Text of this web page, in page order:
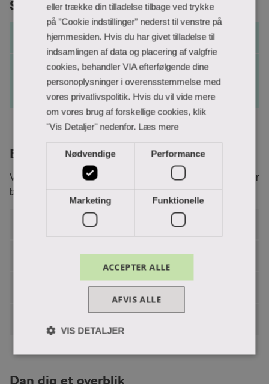
Studieordning
Tidligere studieordninger
Kort- og landmålingstekniker,
Studieordning Jan 2026
Opdateret d. January 26, 2026
Bekendtgørelser og love
Vær opmærksom på, om du læser i den gældende lov eller
bekendtgørelse.
Uddannelsens bekendtgørelse
Eksamensbekendtgørelse
Karakterskalabekendtgørelse
Dan dig et overblik
eller trække din tilladelse tilbage ved trykke
på ”Cookie indstillinger” nederst til venstre på
hjemmesiden. Hvis du har givet tilladelse til
indsamlingen af data og placering af valgfrie
cookies, behandler VIA efterfølgende dine
personoplysninger i overensstemmelse med
vores privatlivspolitik. Hvis du vil vide mere
om vores brug af forskellige cookies, klik
"Vis Detaljer" nedenfor. Læs mere
Nødvendige Performance
Marketing Funktionelle
ACCEPTER ALLE
AFVIS ALLE
VIS DETALJER